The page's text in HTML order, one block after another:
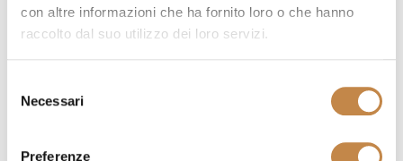
con altre informazioni che ha fornito loro o che hanno
raccolto dal suo utilizzo dei loro servizi.
delNecessari
Preferenze